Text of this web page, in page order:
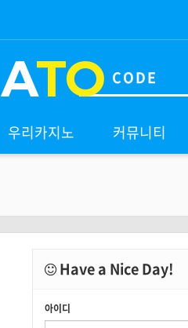
ATO
우리카지노 커뮤니티
Have a Nice Day!
아이디